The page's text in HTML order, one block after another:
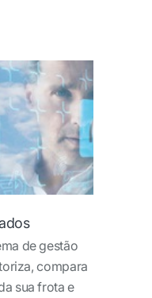
de gestão
compara
sua frota e